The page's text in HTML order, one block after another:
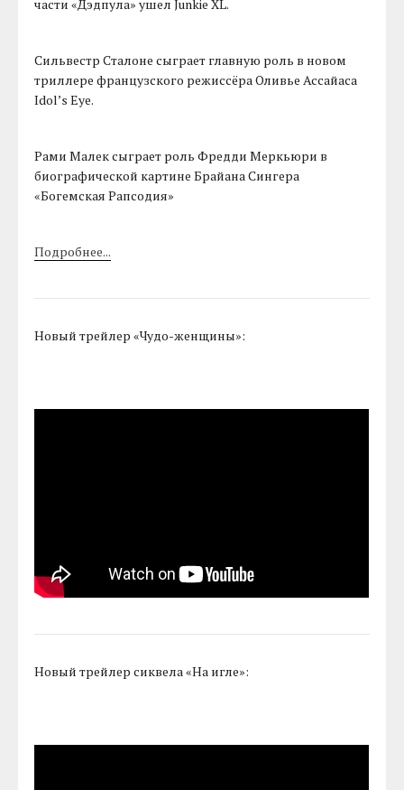
части «Дэдпула» ушел Junkie XL.
Сильвестр Сталоне сыграет главную роль в новом
триллере французского режиссёра Оливье Ассайаса
Idol’s Eye.
Рами Малек сыграет роль Фредди Меркьюри в
биографической картине Брайана Сингера
«Богемская Рапсодия»
Подробнее...
Новый трейлер «Чудо-женщины»:
Новый трейлер сиквела «На игле»: